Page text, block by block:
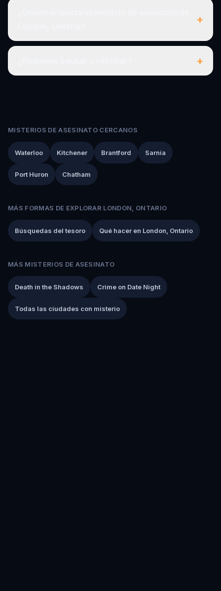
+
+
MISTERIOS DE ASESINATO CERCANOS
Waterloo Kitchener Brantford Sarnia
Port Huron Chatham
MÁS FORMAS DE EXPLORAR LONDON, ONTARIO
Búsquedas del tesoro Qué hacer en London, Ontario
MÁS MISTERIOS DE ASESINATO
Death in the Shadows Crime on Date Night
Todas las ciudades con misterio